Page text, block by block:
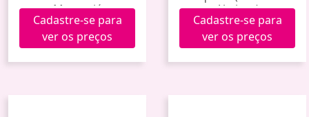
Maracujá
Cadastre-se para
ver os preços
Absinto)
Cadastre-se para
ver os preços